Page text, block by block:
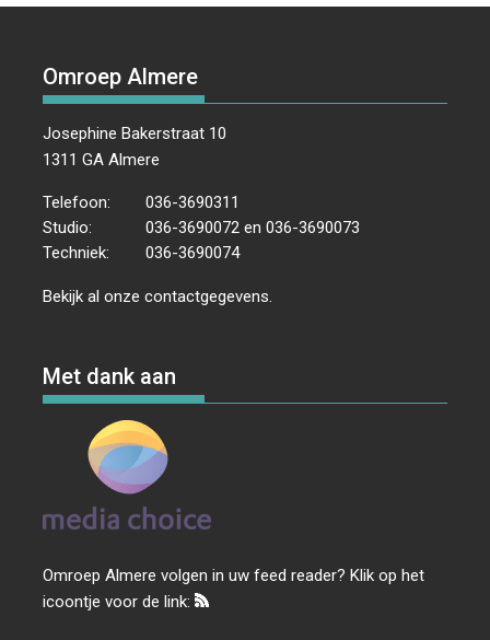
Omroep Almere
Josephine Bakerstraat 10
1311 GA Almere
Telefoon:
036-3690311
Studio:
036-3690072 en 036-3690073
Techniek:
036-3690074
Bekijk al onzecontactgegevens
Met dank aan
Omroep Almere volgen in uw feed reader? Klik op het
icoontje voor de link: